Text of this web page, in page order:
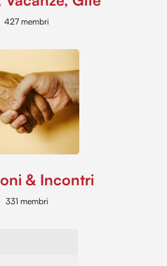
427 membri
& Incontri
331 membri